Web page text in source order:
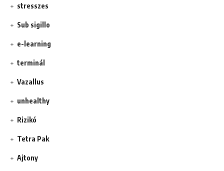
stresszes
Sub sigillo
e-learning
terminál
Vazallus
unhealthy
Rizikó
Tetra Pak
Ajtony